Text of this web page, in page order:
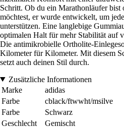
Schritt. Ob du ein Marathonläufer bist
möchtest, er wurde entwickelt, um
unterstützen. Eine langlebige
optimalen Halt für mehr Stabilität auf
Die antimikrobielle Ortholite-
Kilometer für Kilometer. Mit diesem
setzt auch deinen Stil durch.
Zusätzliche Informationen
Marke
adidas
Farbe
cblack/ftwwht/msilve
Farbe
Schwarz
Geschlecht
Gemischt